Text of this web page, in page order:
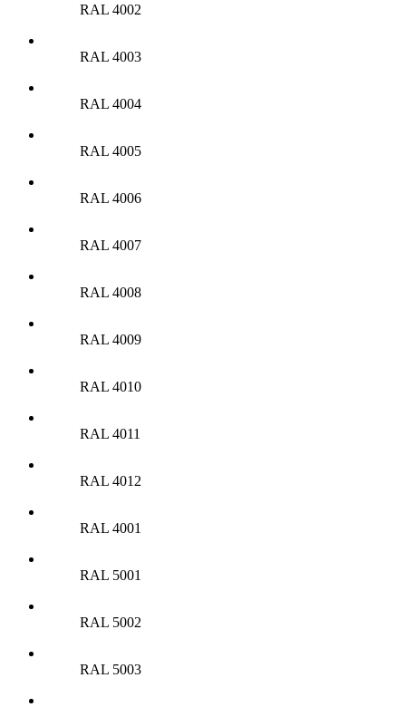
RAL 4002
RAL 4003
RAL 4004
RAL 4005
RAL 4006
RAL 4007
RAL 4008
RAL 4009
RAL 4010
RAL 4011
RAL 4012
RAL 4001
RAL 5001
RAL 5002
RAL 5003